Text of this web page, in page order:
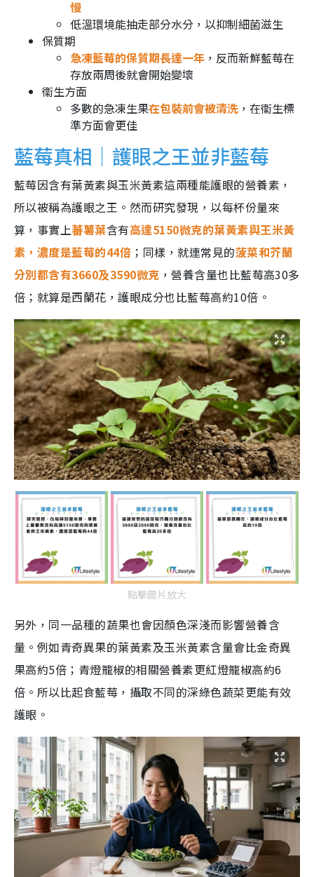
慢
低溫環境能抽走部分水分，以抑制細菌滋生
保質期
急凍藍莓的保質期長達一年 ，反而新鮮藍莓在
存放兩周後就會開始變壞
衞生方面
多數的急凍生果在包裝前會被清洗 ，在衞生標
準方面會更佳
藍莓真相｜護眼之王並非藍莓
藍莓因含有葉黃素與玉米黃素這兩種能護眼的營養素，
所以被稱為護眼之王。然而研究發現，以每杯份量來
算，事實上蕃薯葉含有高達5150微克的葉黃素與王米黃
素，濃度是藍莓的44倍 ；同樣，就連常見的菠菜和芥蘭
分別都含有3660及3590微克 ，營養含量也比藍莓高30多
倍；就算是西蘭花，護眼成分也比藍莓高約10倍。
點擊圖片放大
另外，同一品種的蔬果也會因顏色深淺而影響營養含
量。例如青奇異果的葉黃素及玉米黃素含量會比金奇異
果高約5倍；青燈籠椒的相關營養素更紅燈籠椒高約6
倍。所以比起食藍莓，攝取不同的深綠色蔬菜更能有效
護眼。